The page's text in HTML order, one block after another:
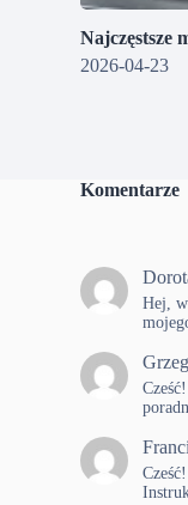
Najczęstsze
2026-04-23
Komentarze
Hej,